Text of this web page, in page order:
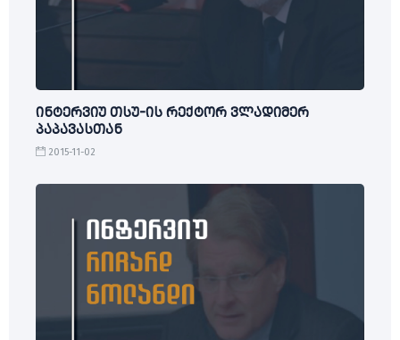
ინტერვიუ თსუ-ის რექტორ ვლადიმერ
პაპავასთან
2015-11-02